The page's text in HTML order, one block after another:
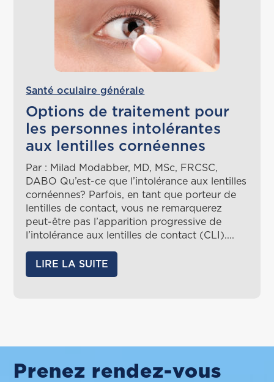
Santé oculaire générale
Options de traitement pour
les personnes intolérantes
aux lentilles cornéennes
Par : Milad Modabber, MD, MSc, FRCSC,
DABO Qu’est-ce que l’intolérance aux lentilles
cornéennes? Parfois, en tant que porteur de
lentilles de contact, vous ne remarquerez
peut-être pas l’apparition progressive de
l’intolérance aux lentilles de contact (CLI)....
LIRE LA SUITE
Prenez rendez-vous